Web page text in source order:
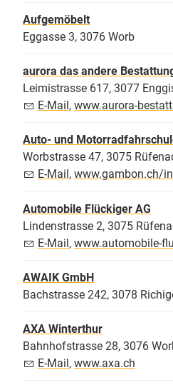
Aufgemöbelt
Eggasse 3, 3076 Worb
aurora das andere
Leimistrasse 617, 3077
E-Mail , www.aurora-
Auto- und
Worbstrasse 47, 3075
E-Mail , www.gambon.ch/
Automobile Flückiger AG
Lindenstrasse 2, 3075
E-Mail, www.automobile-
AWAIK GmbH
Bachstrasse 242, 3078
AXA Winterthur
Bahnhofstrasse 28, 3076
E-Mail, www.axa.ch